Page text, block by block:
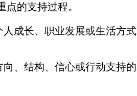
的支持过程。
成长、职业发展或生活方式
、结构、信心或行动支持的